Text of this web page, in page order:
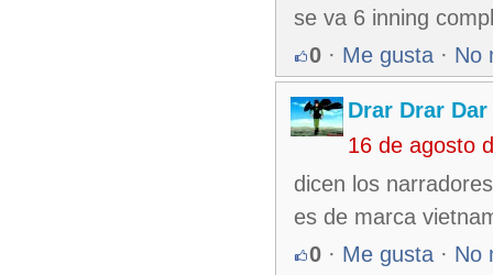
se va 6 inning
0 · Me gusta · No
Drar Drar Dar
16 de agosto
dicen los
es de marca
0 · Me gusta · No